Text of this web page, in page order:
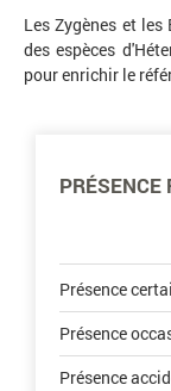
Les Zygènes et
des espèces
pour enrichir le
PRÉSENCE
Présence
Présence
Présence